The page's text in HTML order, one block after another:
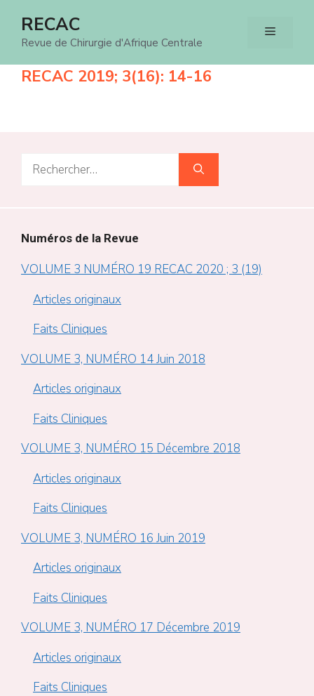
RECAC
Revue de Chirurgie d'Afrique Centrale
Menu
RECAC 2019; 3(16): 14-16
Rechercher :
Numéros de la Revue
VOLUME 3 NUMÉRO 19 RECAC 2020 ; 3 (19)
Articles originaux
Faits Cliniques
VOLUME 3, NUMÉRO 14 Juin 2018
Articles originaux
Faits Cliniques
VOLUME 3, NUMÉRO 15 Décembre 2018
Articles originaux
Faits Cliniques
VOLUME 3, NUMÉRO 16 Juin 2019
Articles originaux
Faits Cliniques
VOLUME 3, NUMÉRO 17 Décembre 2019
Articles originaux
Faits Cliniques